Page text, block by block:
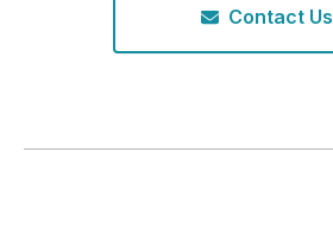
Contact Us